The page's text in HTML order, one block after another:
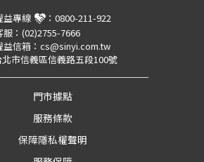
益專線 ： 0800-211-922
： (02)2755-7666
信箱： cs@sinyi.com.tw
北市信義區信義路五段100號
門市據點
服務條款
保障隱私權聲明